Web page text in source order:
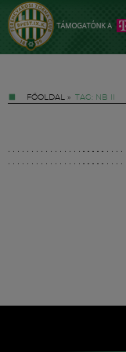
FŐOLDAL » TAG: NB II
Hírek